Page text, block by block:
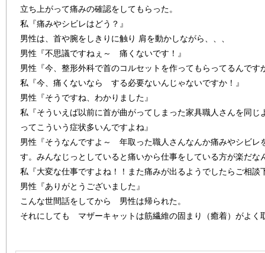
立ち上がって痛みの確認をしてもらった。
私『痛みやシビレはどう？』
男性は、首や腕をしきりに触り 肩を動かしながら、、、
男性『不思議ですねぇ～ 痛くないです！』
男性『今、整形外科で首のコルセットを作ってもらってるんです
私『今、痛くないなら する必要ないんじゃないですか！』
男性『そうですね、わかりました』
私『そういえば以前に首が曲がってしまった家具職人さんを同
ってこういう症状多いんですよね』
男性『そうなんですよ～ 年取った職人さんなんか痛みやシビレ
す。みんなじっとしていると痛いから仕事をしている方が楽だな
私『大変な仕事ですよね！！また痛みが出るようでしたらご相談
男性『ありがとうございました』
こんな世間話をしてから 男性は帰られた。
それにしても マザーキャットは筋繊維の固まり（癒着）がよく